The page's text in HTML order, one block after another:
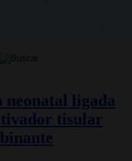
ligada
tisular